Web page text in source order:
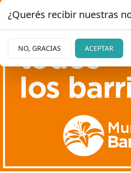
ARSA llega al
Hue de Bariloche
atender consultas
¿Querés recibir nuestras
NO, GRACIAS ACEPTAR